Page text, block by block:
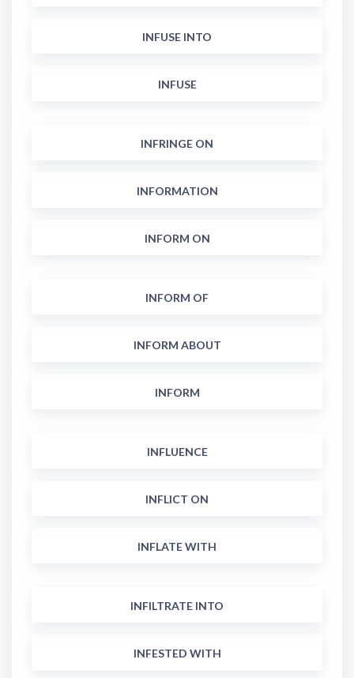
INFUSE INTO
INFUSE
INFRINGE ON
INFORMATION
INFORM ON
INFORM OF
INFORM ABOUT
INFORM
INFLUENCE
INFLICT ON
INFLATE WITH
INFILTRATE INTO
INFESTED WITH